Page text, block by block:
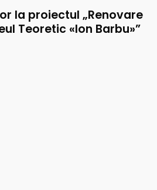
la proiectul „Renovare
Teoretic «Ion Barbu»”